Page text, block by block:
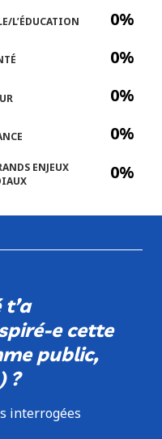
0%
0%
0%
0%
0%
L’ÉDUCATION
ENJEUX
e cette
public,
?
interrogées